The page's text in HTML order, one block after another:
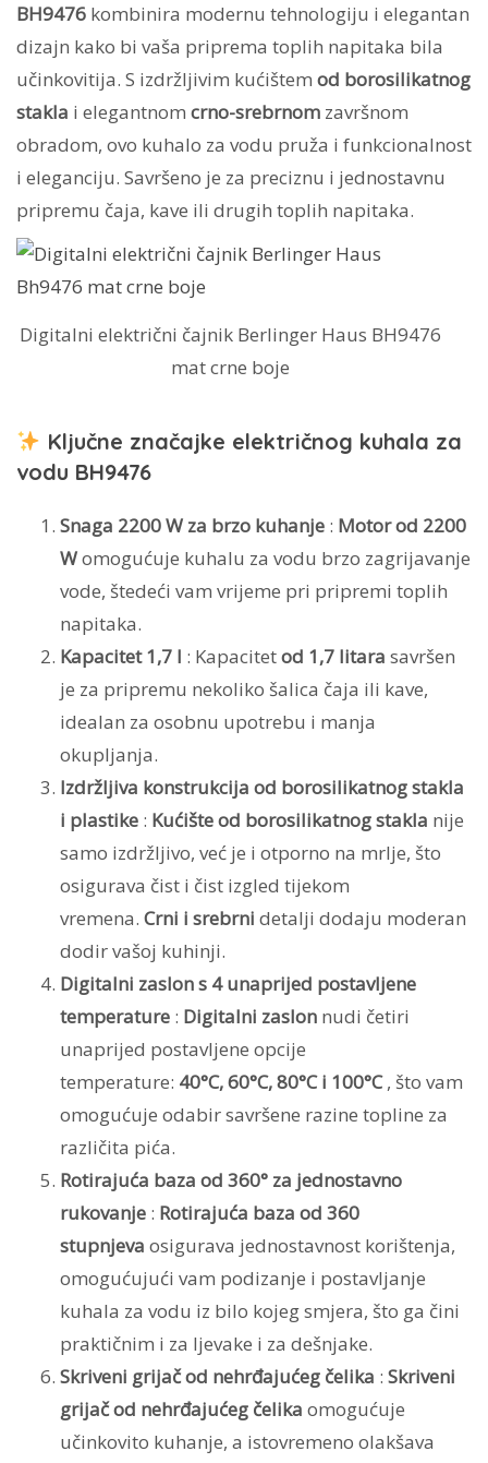
BH9476 kombinira modernu tehnologiju i elegantan
dizajn kako bi vaša priprema toplih napitaka bila
učinkovitija. S izdržljivim kućištem od borosilikatnog
stakla i elegantnom crno-srebrnom završnom
obradom, ovo kuhalo za vodu pruža i funkcionalnost
i eleganciju. Savršeno je za preciznu i jednostavnu
pripremu čaja, kave ili drugih toplih napitaka.
Digitalni električni čajnik Berlinger Haus BH9476
mat crne boje
Ključne značajke električnog kuhala za
vodu BH9476
Snaga 2200 W za brzo kuhanje : Motor od 2200
Womogućuje kuhalu za vodu brzo zagrijavanje
vode, štedeći vam vrijeme pri pripremi toplih
napitaka.
Kapacitet 1,7 l : Kapacitetod 1,7 litara savršen
je za pripremu nekoliko šalica čaja ili kave,
idealan za osobnu upotrebu i manja
okupljanja.
Izdržljiva konstrukcija od borosilikatnog stakla
i plastike : Kućište od borosilikatnog stakla nije
samo izdržljivo, već je i otporno na mrlje, što
osigurava čist i čist izgled tijekom
vremena. Crni i srebrni detalji dodaju moderan
dodir vašoj kuhinji.
Digitalni zaslon s 4 unaprijed postavljene
temperature : Digitalni zaslon nudi četiri
unaprijed postavljene opcije
temperature: 40°C, 60°C, 80°C i 100°C, što vam
omogućuje odabir savršene razine topline za
različita pića.
Rotirajuća baza od 360° za jednostavno
rukovanje : Rotirajuća baza od 360
stupnjeva osigurava jednostavnost korištenja,
omogućujući vam podizanje i postavljanje
kuhala za vodu iz bilo kojeg smjera, što ga čini
praktičnim i za ljevake i za dešnjake.
Skriveni grijač od nehrđajućeg čelika : Skriveni
grijač od nehrđajućeg čelika omogućuje
učinkovito kuhanje, a istovremeno olakšava